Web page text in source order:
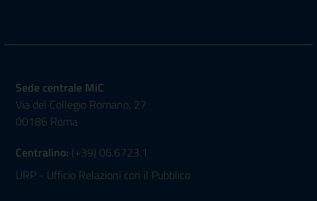
Sede centrale MiC
Via del Collegio Romano, 27
00186 Roma
Centralino: (+39) 06.6723.1
URP - Ufficio Relazioni con il Pubblico